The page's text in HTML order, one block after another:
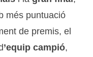
més puntuació
de premis, el
’equip campió,